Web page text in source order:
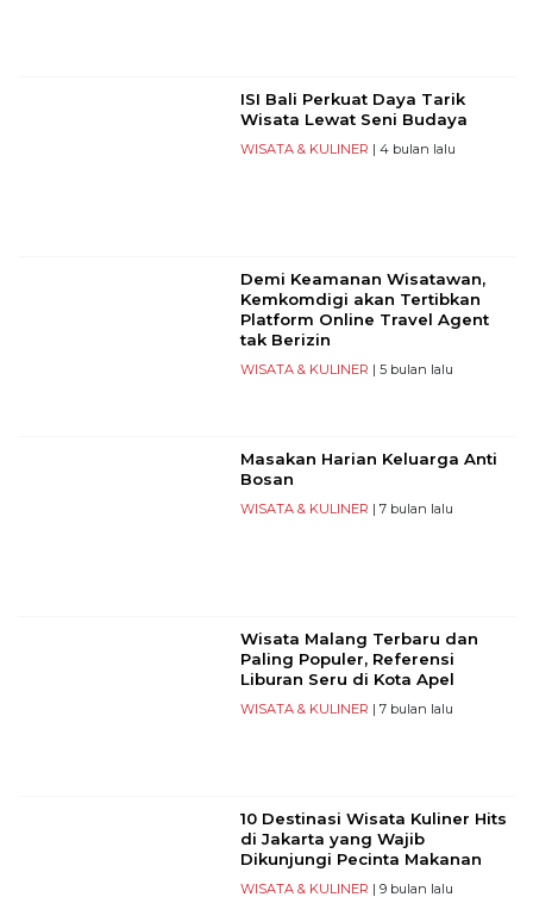
ISI Bali Perkuat Daya Tarik
Wisata Lewat Seni Budaya
WISATA & KULINER | 4 bulan lalu
Demi Keamanan Wisatawan,
Kemkomdigi akan Tertibkan
Platform Online Travel Agent
tak Berizin
WISATA & KULINER | 5 bulan lalu
Masakan Harian Keluarga Anti
Bosan
WISATA & KULINER | 7 bulan lalu
Wisata Malang Terbaru dan
Paling Populer, Referensi
Liburan Seru di Kota Apel
WISATA & KULINER | 7 bulan lalu
10 Destinasi Wisata Kuliner Hits
di Jakarta yang Wajib
Dikunjungi Pecinta Makanan
WISATA & KULINER | 9 bulan lalu